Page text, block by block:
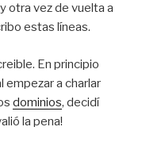
otra vez de vuelta a
estas líneas.
En principio
empezar a charlar
dominios, decidí
la pena!